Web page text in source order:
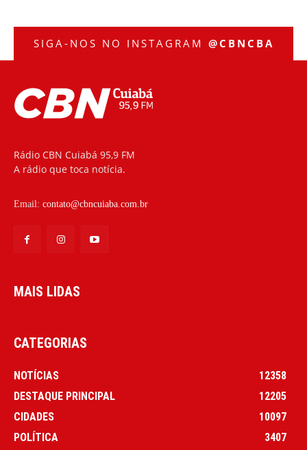
SIGA-NOS NO INSTAGRAM @CBNCBA
Rádio CBN Cuiabá 95,9 FM
A rádio que toca notícia.
Email: contato@cbncuiaba.com.br
MAIS LIDAS
CATEGORIAS
NOTÍCIAS
12358
DESTAQUE PRINCIPAL
12205
CIDADES
10097
POLÍTICA
3407